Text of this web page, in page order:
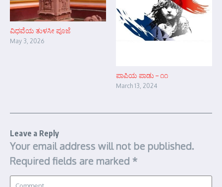
ವಿಧವೆಯ ತುಳಸೀ ಪೂಜೆ
May 3, 2026
ಪಾಪಿಯ ಪಾಡು – ೧೧
March 13, 2024
Leave a Reply
Your email address will not be published.
Required fields are marked *